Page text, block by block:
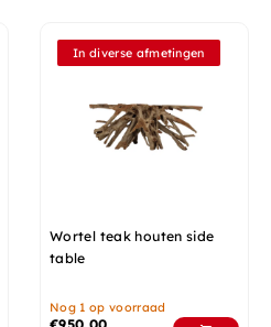
In diverse afmetingen
Wortel teak houten side
table
Nog 1 op voorraad